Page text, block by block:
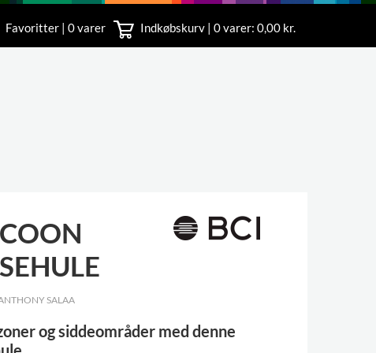
Favoritter | 0 varer Indkøbskurv | 0varer: 0,00 kr.
26 11
SALAA
og siddeområder med denne